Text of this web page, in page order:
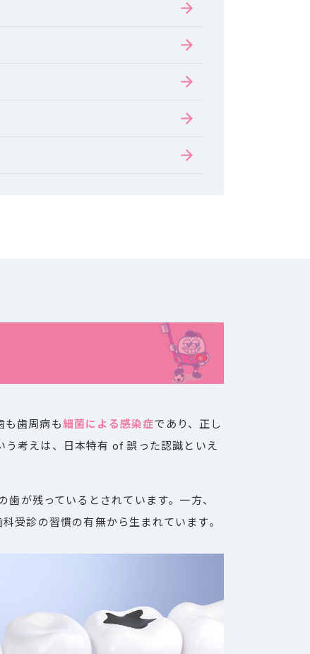
も歯周病も細菌による感染症であり、正し
考えは、日本特有 of 誤った認識といえ
が残っているとされています。一方、
受診の習慣の有無から生まれています。